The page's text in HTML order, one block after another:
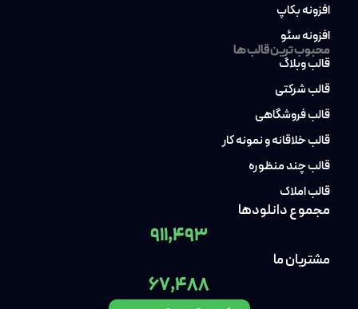
افزونه بکاپ
افزونه سئو
محبوب ترین قالب ها
قالب وبلاگ
قالب شرکتی
قالب فروشگاهی
قالب خلاقانه و نمونه کار
قالب چند منظوره
قالب املاک
مجموع دانلودها
911,493
مشتریان ما
67,488